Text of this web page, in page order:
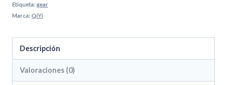
Etiqueta:gear
Marca:QiYi
Descripción
Valoraciones (0)